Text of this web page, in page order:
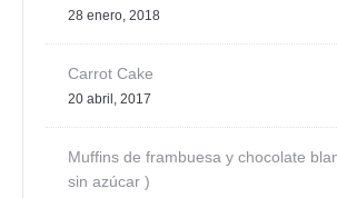
28 enero, 2018
Carrot Cake
20 abril, 2017
Muffins de frambuesa y chocolate
sin azúcar )